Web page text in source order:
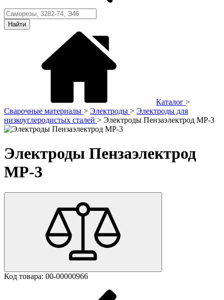
Найти
Каталог >
Сварочные материалы > Электроды > Электроды для
низкоуглеродистых сталей > Электроды Пензаэлектрод МР-3
Электроды Пензаэлектрод
МР-3
Код товара: 00-00000966